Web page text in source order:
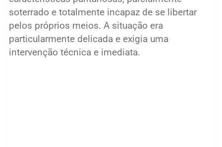
soterrado e totalmente incapaz de se libertar
pelos próprios meios. A situação era
particularmente delicada e exigia uma
intervenção técnica e imediata.